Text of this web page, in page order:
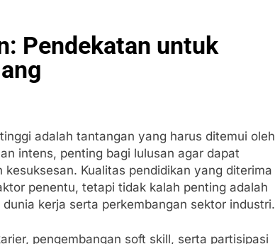
Pendekatan untuk
adalah tantangan yang harus ditemui oleh
intens, penting bagi lulusan agar dapat
Kualitas pendidikan yang diterima
penentu, tetapi tidak kalah penting adalah
kerja serta perkembangan sektor industri.
pengembangan soft skill, serta partisipasi